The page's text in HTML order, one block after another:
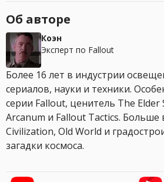
Об авторе
Коэн
Эксперт по Fallout
Более 16 лет в индустрии
сериалов, науки и техники.
серии Fallout, ценитель The
Arcanum и Fallout Tactics. Больше
Civilization, Old World и
загадки космоса.